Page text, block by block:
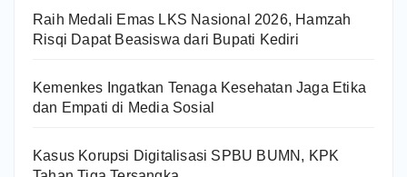
Raih Medali Emas LKS Nasional 2026, Hamzah
Risqi Dapat Beasiswa dari Bupati Kediri
Kemenkes Ingatkan Tenaga Kesehatan Jaga Etika
dan Empati di Media Sosial
Kasus Korupsi Digitalisasi SPBU BUMN, KPK